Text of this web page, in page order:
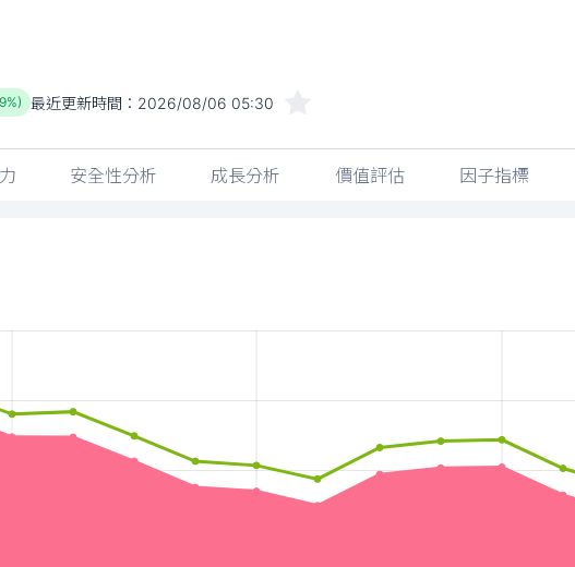
安全性分析 成長分析 價值評估 因子指標